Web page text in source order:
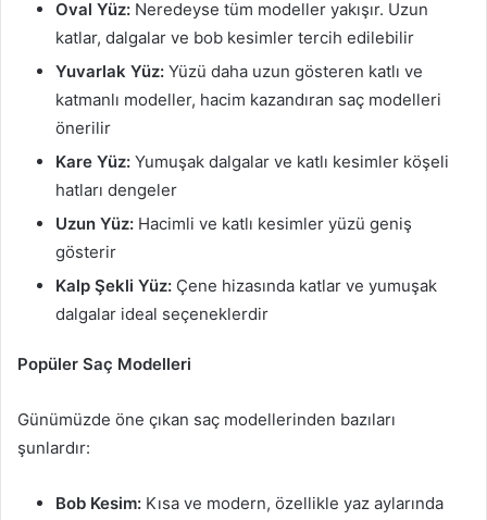
Oval Yüz: Neredeyse tüm modeller yakışır. Uzun
katlar, dalgalar ve bob kesimler tercih edilebilir
Yuvarlak Yüz: Yüzü daha uzun gösteren katlı ve
katmanlı modeller, hacim kazandıran saç modelleri
önerilir
Kare Yüz: Yumuşak dalgalar ve katlı kesimler köşeli
hatları dengeler
Uzun Yüz: Hacimli ve katlı kesimler yüzü geniş
gösterir
Kalp Şekli Yüz: Çene hizasında katlar ve yumuşak
dalgalar ideal seçeneklerdir
Popüler Saç Modelleri
Günümüzde öne çıkan saç modellerinden bazıları
şunlardır:
Bob Kesim: Kısa ve modern, özellikle yaz aylarında